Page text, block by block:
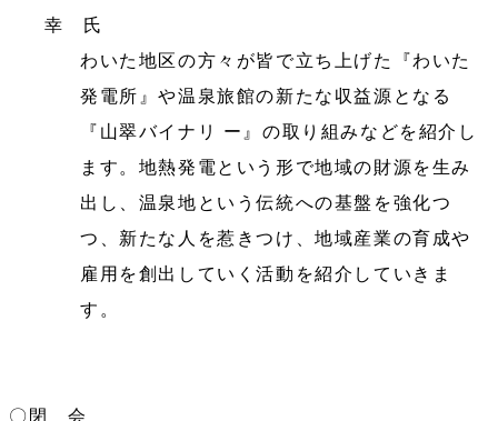
幸 氏
わいた地区の方々が皆で立ち上げた『わいた
発電所』や温泉旅館の新たな収益源となる
『山翠バイナリ ー』の取り組みなどを紹介し
ます。地熱発電という形で地域の財源を生み
出し、温泉地という伝統への基盤を強化つ
つ、新たな人を惹きつけ、地域産業の育成や
雇用を創出していく活動を紹介していきま
す。
〇閉 会